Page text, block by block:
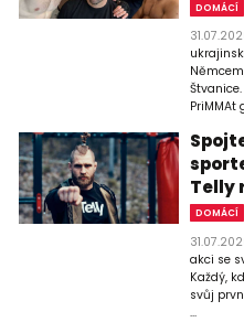
DOMÁCÍ
PriMMAt
Telly
DOMÁCÍ
akci se
Každý,
svůj
...